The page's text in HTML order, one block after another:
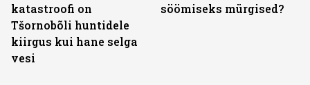
katastroofi on
Tšornobõli huntidele
kiirgus kui hane selga
vesi
söömiseks mürgised?